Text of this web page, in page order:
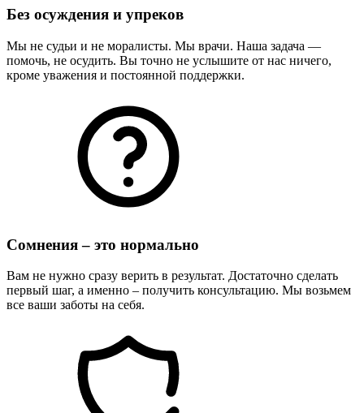
Без осуждения и упреков
Мы не судьи и не моралисты. Мы врачи. Наша задача —
помочь, не осудить. Вы точно не услышите от нас ничего,
кроме уважения и постоянной поддержки.
Сомнения – это нормально
Вам не нужно сразу верить в результат. Достаточно сделать
первый шаг, а именно – получить консультацию. Мы возьмем
все ваши заботы на себя.